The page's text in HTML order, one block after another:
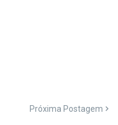
Próxima Postagem